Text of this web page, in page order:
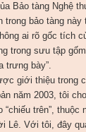
Bảo tàng Nghệ
trong bảo tàng
ai rõ gốc tích
trong sưu tập
trưng bày”.
giới thiệu trong
năm 2003, tôi
trên”, thuộc
Lê. Với tôi, đây